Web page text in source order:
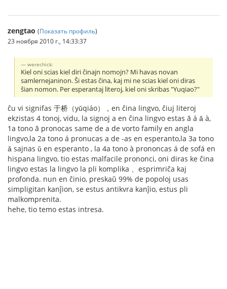
zengtao (Показать профиль)
23 ноября 2010 г., 14:33:37
werechick:
Kiel oni scias kiel diri ĉinajn nomojn? Mi havas novan
samlernejaninon. Ŝi estas ĉina, kaj mi ne scias kiel oni diras
ŝian nomon. Per esperantaj literoj, kiel oni skribas "Yuqiao?"
ĉu vi signifas 于桥（yǔqiáo），en ĉina lingvo, ĉiuj literoj
ekzistas 4 tonoj, vidu, la signoj a en ĉina lingvo estas ā á ǎ à,
1a tono ā pronocas same de a de vorto family en angla
lingvo,la 2a tono á pronucas a de -as en esperanto,la 3a tono
ǎ sajnas ǔ en esperanto , la 4a tono à prononcas á de sofá en
hispana lingvo, tio estas malfacile prononci, oni diras ke ĉina
lingvo estas la lingvo la pli komplika 、esprimriĉa kaj
profonda. nun en ĉinio, preskaŭ 99% de popoloj usas
simpligitan kanĵion, se estus antikvra kanĵio, estus pli
malkomprenita.
hehe, tio temo estas intresa.